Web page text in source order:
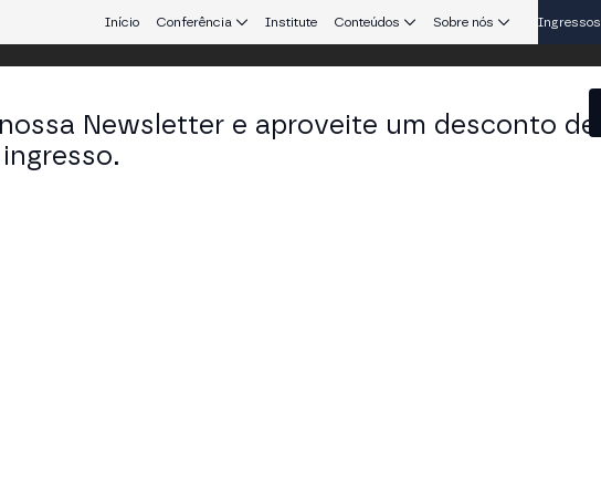
Início Conferência Institute Conteúdos Sobre nós Ingressos
Newsletter e aproveite um desconto de